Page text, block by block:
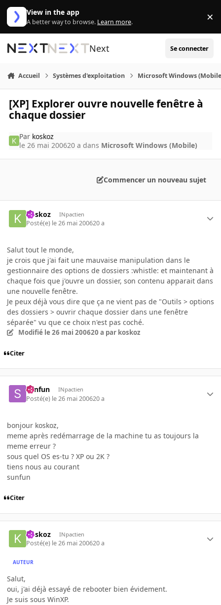
Aller au contenu
View in the app
A better way to browse. Learn more. ×
Next Se connecter
Accueil Systèmes d'exploitation Microsoft Windows
[XP] Explorer ouvre nouvelle fenêtre à
chaque dossier
Par koskoz
le 26 mai 200620 a dans Microsoft Windows (Mobile)
Commencer un nouveau sujet
koskoz INpactien
Posté(e) le 26 mai 200620 a
Salut tout le monde,
je crois que j'ai fait une mauvaise manipulation dans le
gestionnaire des options de dossiers :whistle: et maintenant à
chaque fois que j'ouvre un dossier, son contenu apparait dans
une nouvelle fenêtre.
Je peux déjà vous dire que ça ne vient pas de "Outils > options
des dossiers > ouvrir chaque dossier dans une fenêtre
séparée" vu que ce choix n'est pas coché.
Modifié le 26 mai 200620 a par koskoz
Citer
sunfun INpactien
Posté(e) le 26 mai 200620 a
bonjour koskoz,
meme après redémarrage de la machine tu as toujours la
meme erreur ?
sous quel OS es-tu ? XP ou 2K ?
tiens nous au courant
sunfun
Citer
koskoz INpactien
Posté(e) le 26 mai 200620 a
AUTEUR
Salut,
oui, j'ai déjà essayé de rebooter bien évidement.
Je suis sous WinXP.